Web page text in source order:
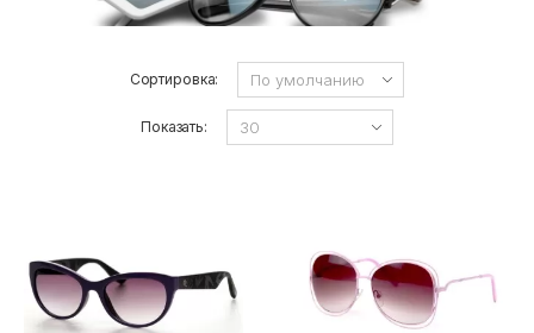
Сортировка:
Показать: